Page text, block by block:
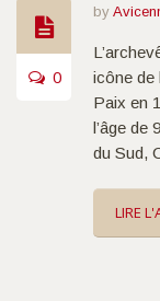
0
by
icône de
Paix en
l’âge de
du Sud,
LIRE